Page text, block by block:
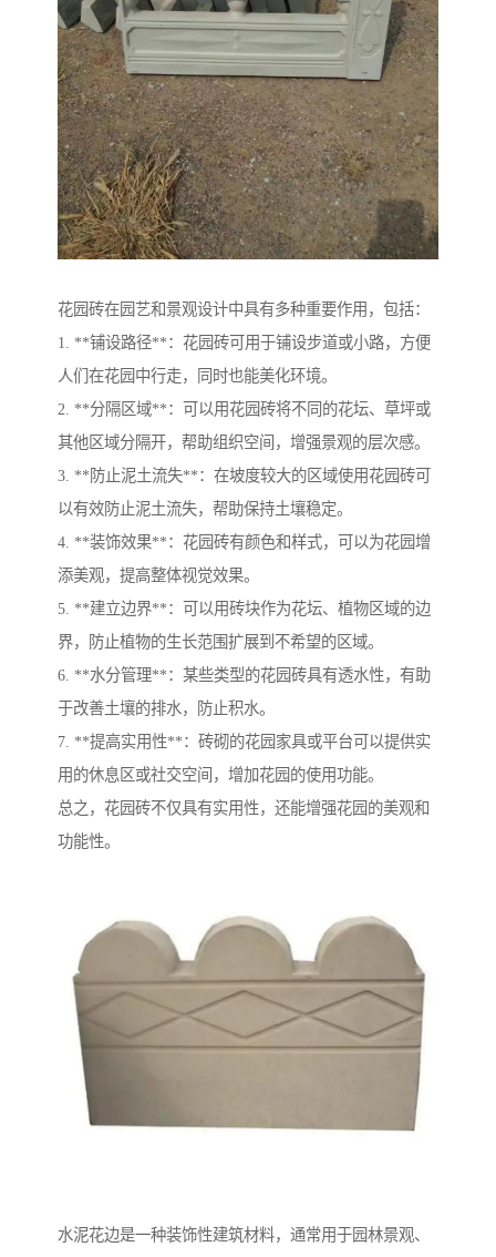
花园砖在园艺和景观设计中具有多种重要作用，包括：
1. **铺设路径**：花园砖可用于铺设步道或小路，方便
人们在花园中行走，同时也能美化环境。
2. **分隔区域**：可以用花园砖将不同的花坛、草坪或
其他区域分隔开，帮助组织空间，增强景观的层次感。
3. **防止泥土流失**：在坡度较大的区域使用花园砖可
以有效防止泥土流失，帮助保持土壤稳定。
4. **装饰效果**：花园砖有颜色和样式，可以为花园增
添美观，提高整体视觉效果。
5. **建立边界**：可以用砖块作为花坛、植物区域的边
界，防止植物的生长范围扩展到不希望的区域。
6. **水分管理**：某些类型的花园砖具有透水性，有助
于改善土壤的排水，防止积水。
7. **提高实用性**：砖砌的花园家具或平台可以提供实
用的休息区或社交空间，增加花园的使用功能。
总之，花园砖不仅具有实用性，还能增强花园的美观和
功能性。
水泥花边是一种装饰性建筑材料，通常用于园林景观、